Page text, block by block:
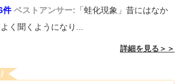
件 ベストアンサー: 「蛙化現象」昔にはなか
く聞くようになり...
詳細を見る＞＞